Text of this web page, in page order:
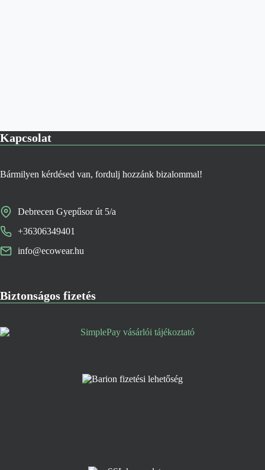
Kapcsolat
Bármilyen kérdésed van, fordulj hozzánk bizalommal!
Debrecen Gyepűsor út 5/a
+36306349401
info@ecowear.hu
Biztonságos fizetés